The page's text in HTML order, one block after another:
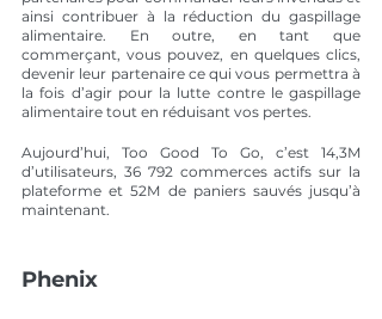
ainsi contribuer à la réduction du gaspillage
alimentaire. En outre, en tant que
commerçant, vous pouvez, en quelques clics,
devenir leur partenaire ce qui vous permettra à
la fois d’agir pour la lutte contre le gaspillage
alimentaire tout en réduisant vos pertes.
Aujourd’hui, Too Good To Go, c’est 14,3M
d’utilisateurs, 36 792 commerces actifs sur la
plateforme et 52M de paniers sauvés jusqu’à
maintenant.
Phenix